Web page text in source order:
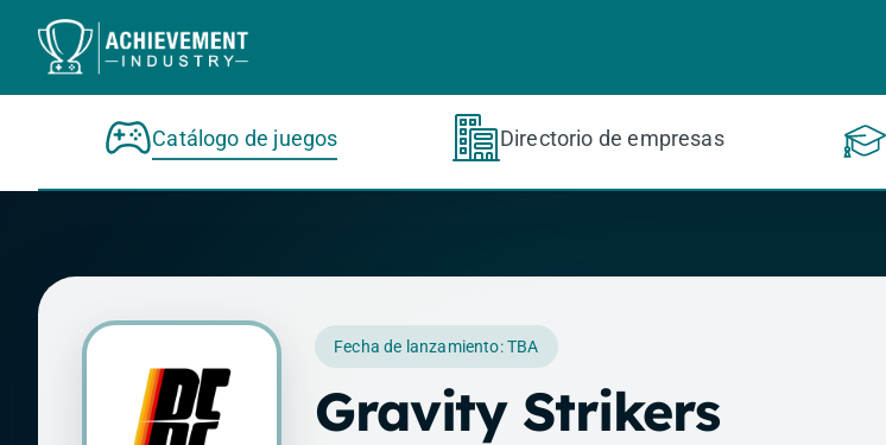
Saltar al contenido principal
Catálogo de juegos Directorio de empresas
Fecha de lanzamiento: TBA
Gravity Strikers